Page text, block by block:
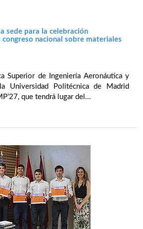
sede para la celebración
congreso nacional sobre materiales
Superior de Ingeniería Aeronáutica y
Universidad Politécnica de Madrid
que tendrá lugar del...